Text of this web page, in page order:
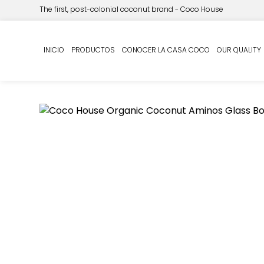
The first, post-colonial coconut brand - Coco House
INICIO PRODUCTOS CONOCER LA CASA COCO OUR QUALITY
/